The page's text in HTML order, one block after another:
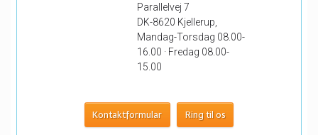
Parallelvej 7
DK-8620 Kjellerup,
Mandag-Torsdag 08.00-
16.00 · Fredag 08.00-
15.00
Kontaktformular Ring til os